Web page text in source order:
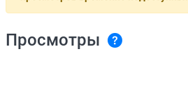
Просмотры